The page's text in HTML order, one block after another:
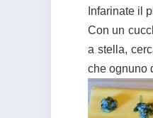
Infarinate il
Con un
a stella,
che ognuno